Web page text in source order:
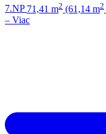
7.NP 71,41 m2 (61,14 m2
– Viac